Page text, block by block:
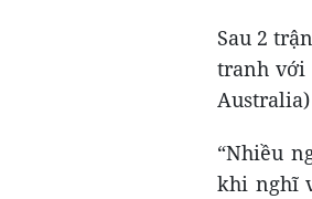
Sau 2
tranh với
“Nhiều
khi nghĩ